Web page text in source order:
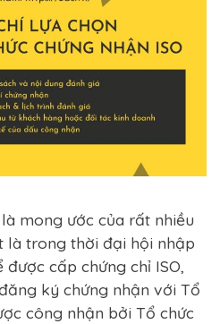
mong ước của rất nhiều
là trong thời đại hội nhập
cấp chứng chỉ ISO,
ký chứng nhận với Tổ
công nhận bởi Tổ chức